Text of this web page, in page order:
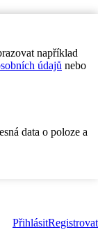
například
údajů nebo
data o poloze a
PřihlásitRegistrovat